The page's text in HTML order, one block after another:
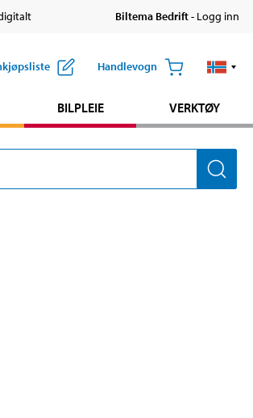
Biltema Bedrift- Logg inn
Handlevogn
BILPLEIE VERKTØY